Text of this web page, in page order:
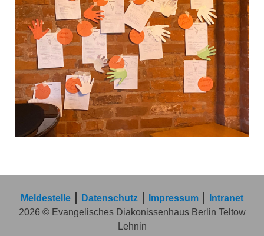
Meldestelle Datenschutz Impressum
Intranet
2026 © Evangelisches Diakonissenhaus Berlin Teltow
Lehnin